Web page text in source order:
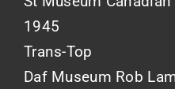
1945
Trans-Top
Daf Museum Rob